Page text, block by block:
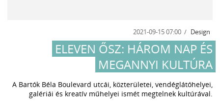
2021-09-15 07:00 Design
ELEVEN ŐSZ: HÁROM NAP ÉS
MEGANNYI KULTÚRA
A Bartók Béla Boulevard utcái, közterületei, vendéglátóhelyei,
galériái és kreatív műhelyei ismét megtelnek kultúrával.